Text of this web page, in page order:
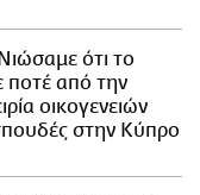
ότι το
ποτέ από την
οικογενειών
στην Κύπρο